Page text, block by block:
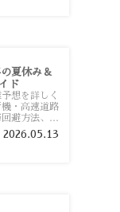
夏休み＆
ド
想を詳しく
・高速道路
避方法、混
交通手段別の
分かりやす
2026.05.13